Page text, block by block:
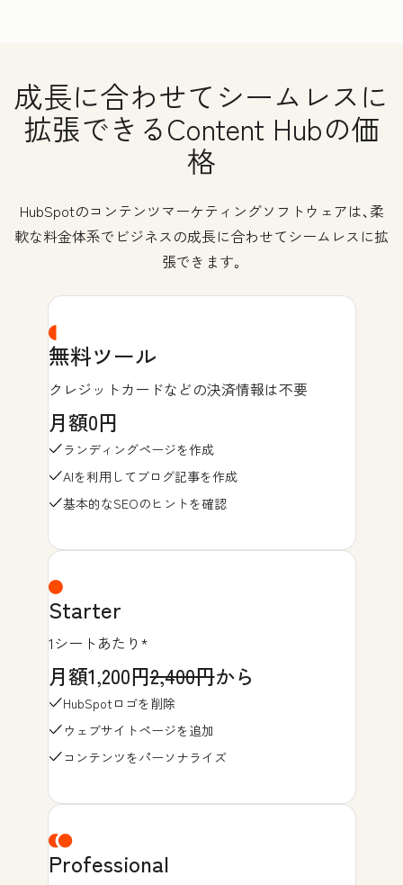
成長に合わせてシームレスに
拡張できるContent Hubの価
格
HubSpotのコンテンツマーケティングソフトウェアは､柔
軟な料金体系でビジネスの成長に合わせてシームレスに拡
張できます｡
無料ツール
クレジットカードなどの決済情報は不要
月額0円
ランディングページを作成
AIを利用してブログ記事を作成
基本的なSEOのヒントを確認
Starter
1シートあたり*
月額1,200円2,400円から
HubSpotロゴを削除
ウェブサイトページを追加
コンテンツをパーソナライズ
Professional